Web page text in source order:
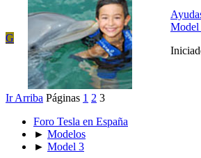
G
Model
Ir Arriba Páginas 1 2 3
Foro Tesla en España
► Modelos
► Model 3